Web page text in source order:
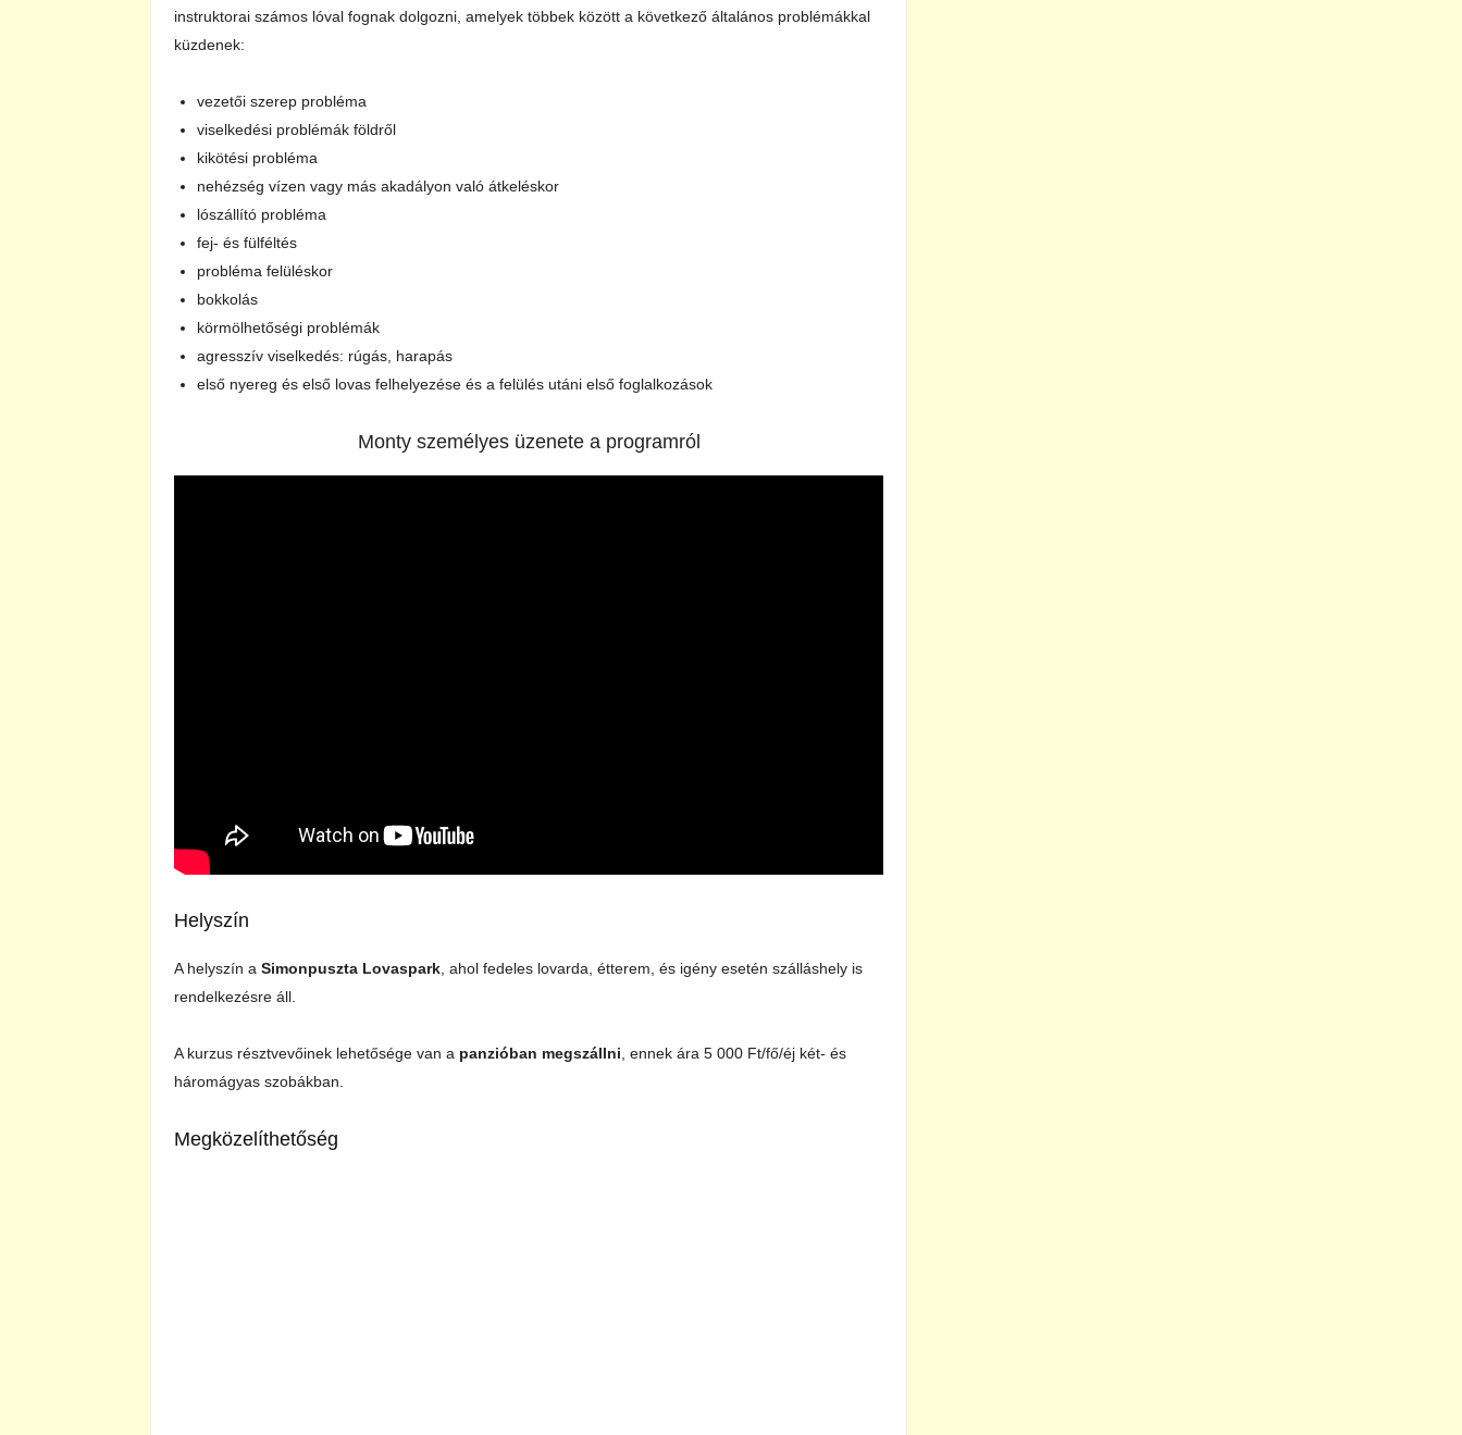
instruktorai számos lóval fognak dolgozni, amelyek többek között a következő általános problémákkal
küzdenek:
vezetői szerep probléma
viselkedési problémák földről
kikötési probléma
nehézség vízen vagy más akadályon való átkeléskor
lószállító probléma
fej- és fülféltés
probléma felüléskor
bokkolás
körmölhetőségi problémák
agresszív viselkedés: rúgás, harapás
első nyereg és első lovas felhelyezése és a felülés utáni első foglalkozások
Monty személyes üzenete a programról
Helyszín
A helyszín a Simonpuszta Lovaspark , ahol fedeles lovarda, étterem, és igény esetén szálláshely is
rendelkezésre áll.
A kurzus résztvevőinek lehetősége van a panzióban megszállni , ennek ára 5 000 Ft/fő/éj két- és
háromágyas szobákban.
Megközelíthetőség